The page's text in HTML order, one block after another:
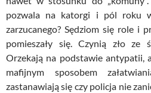
pozwala na katorgi i pól roku
zarzucanego? Sędziom się role i
pomieszały się. Czynią zło ze
Orzekają na podstawie antypatii,
mafijnym sposobem
zastanawiają się czy policja nie